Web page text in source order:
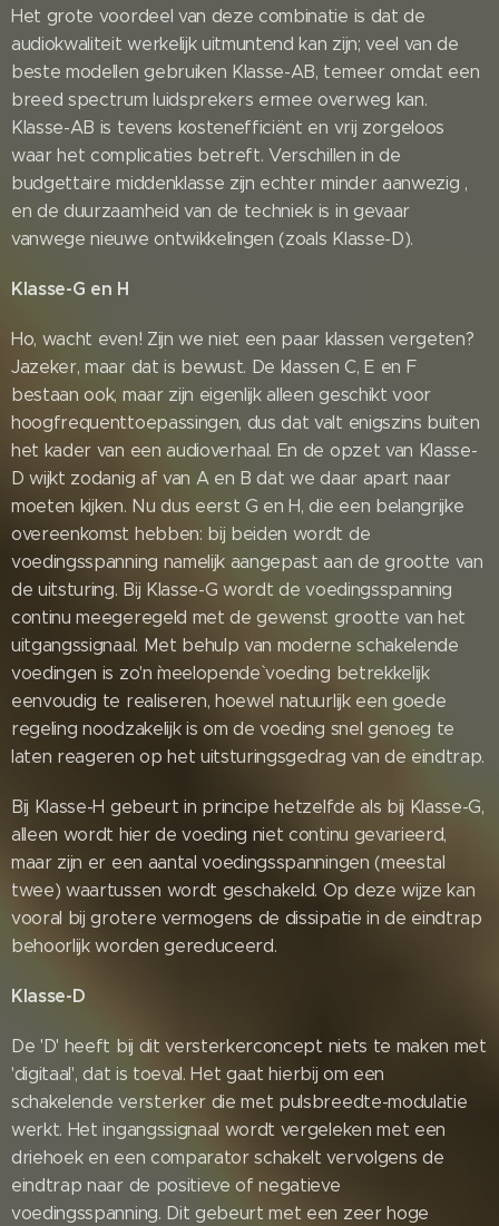
Het grote voordeel van deze combinatie is dat de
audiokwaliteit werkelijk uitmuntend kan zijn; veel van de
beste modellen gebruiken Klasse-AB, temeer omdat een
breed spectrum luidsprekers ermee overweg kan.
Klasse-AB is tevens kostenefficiënt en vrij zorgeloos
waar het complicaties betreft. Verschillen in de
budgettaire middenklasse zijn echter minder aanwezig ,
en de duurzaamheid van de techniek is in gevaar
vanwege nieuwe ontwikkelingen (zoals Klasse-D).
Klasse-G en H
Ho, wacht even! Zijn we niet een paar klassen vergeten?
Jazeker, maar dat is bewust. De klassen C, E en F
bestaan ook, maar zijn eigenlijk alleen geschikt voor
hoogfrequenttoepassingen, dus dat valt enigszins buiten
het kader van een audioverhaal. En de opzet van Klasse-
D wijkt zodanig af van A en B dat we daar apart naar
moeten kijken. Nu dus eerst G en H, die een belangrijke
overeenkomst hebben: bij beiden wordt de
voedingsspanning namelijk aangepast aan de grootte van
de uitsturing. Bij Klasse-G wordt de voedingsspanning
continu meegeregeld met de gewenst grootte van het
uitgangssignaal. Met behulp van moderne schakelende
voedingen is zo'n `meelopende` voeding betrekkelijk
eenvoudig te realiseren, hoewel natuurlijk een goede
regeling noodzakelijk is om de voeding snel genoeg te
laten reageren op het uitsturingsgedrag van de eindtrap.
Bij Klasse-H gebeurt in principe hetzelfde als bij Klasse-G,
alleen wordt hier de voeding niet continu gevarieerd,
maar zijn er een aantal voedingsspanningen (meestal
twee) waartussen wordt geschakeld. Op deze wijze kan
vooral bij grotere vermogens de dissipatie in de eindtrap
behoorlijk worden gereduceerd.
Klasse-D
De 'D' heeft bij dit versterkerconcept niets te maken met
'digitaal', dat is toeval. Het gaat hierbij om een
schakelende versterker die met pulsbreedte-modulatie
werkt. Het ingangssignaal wordt vergeleken met een
driehoek en een comparator schakelt vervolgens de
eindtrap naar de positieve of negatieve
voedingsspanning. Dit gebeurt met een zeer hoge